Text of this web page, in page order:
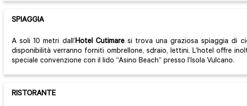
SPIAGGIA
A soli 10 metri dall’Hotel Cutimaresi trova una graziosa spiaggia di
disponibilità verranno forniti ombrellone, sdraio, lettini. L’hotel offre
speciale convenzione con il lido “Asino Beach” presso l’Isola Vulcano.
RISTORANTE